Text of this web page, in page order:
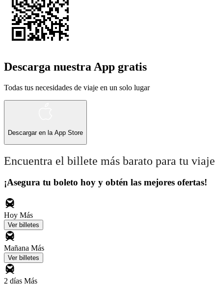
Descarga nuestra App gratis
Todas tus necesidades de viaje en un solo lugar
Descargar en la App Store
Encuentra el billete más barato para tu viaje
¡Asegura tu boleto hoy y obtén las mejores ofertas!
Hoy Más
Ver billetes
Mañana Más
Ver billetes
2 días Más